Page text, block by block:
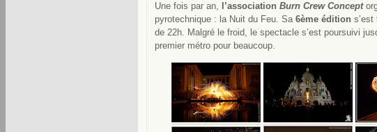
Une fois par an,
l’association Burn Crew Concept
pyrotechnique : la Nuit du Feu. Sa 6ème édition s’est
de 22h. Malgré le froid, le spectacle s’est poursuivi
premier métro pour beaucoup.